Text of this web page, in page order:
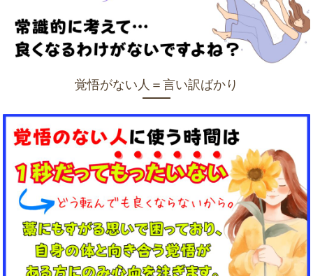
覚悟がない人＝言い訳ばかり